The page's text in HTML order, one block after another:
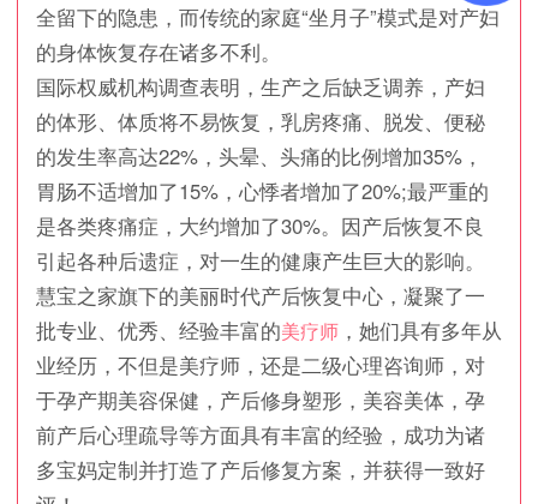
全留下的隐患，而传统的家庭“坐月子”模式是对产妇
的身体恢复存在诸多不利。
国际权威机构调查表明，生产之后缺乏调养，产妇
的体形、体质将不易恢复，乳房疼痛、脱发、便秘
的发生率高达22%，头晕、头痛的比例增加35%，
胃肠不适增加了15%，心悸者增加了20%;最严重的
是各类疼痛症，大约增加了30%。因产后恢复不良
引起各种后遗症，对一生的健康产生巨大的影响。
慧宝之家旗下的美丽时代产后恢复中心，凝聚了一
批专业、优秀、经验丰富的美疗师，她们具有多年从
业经历，不但是美疗师，还是二级心理咨询师，对
于孕产期美容保健，产后修身塑形，美容美体，孕
前产后心理疏导等方面具有丰富的经验，成功为诸
多宝妈定制并打造了产后修复方案，并获得一致好